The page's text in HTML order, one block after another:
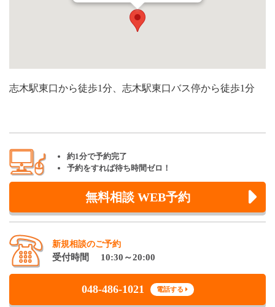
志木駅東口から徒歩1分、志木駅東口バス停から徒歩1分
約1分で予約完了
予約をすれば待ち時間ゼロ！
無料相談 WEB予約
新規相談のご予約
受付時間 10:30～20:00
048-486-1021 電話する